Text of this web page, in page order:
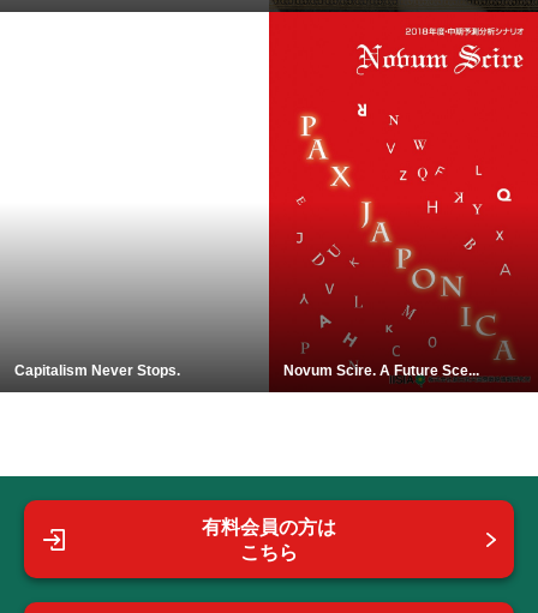
Capitalism Never Stops. Novum Scire. A Future Sce...
有料会員の方は
こちら